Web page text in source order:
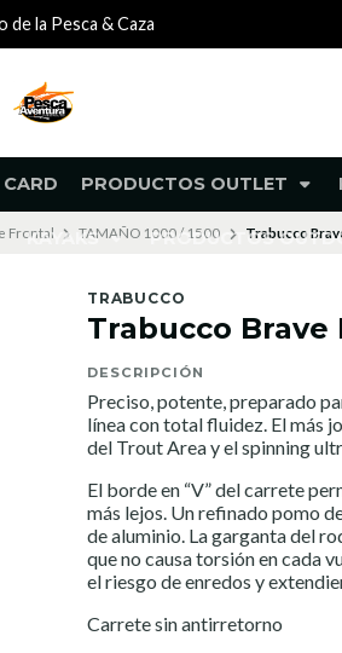
PRODUCTOS OUTLET
KAYAKS PRODUCTOS
de la Pesca & Caza
Frontal TAMAÑO 1000 / 1500 Trabucco
TRABUCCO
Trabucco Brave
DESCRIPCIÓN
Preciso, potente, preparado
línea con total fluidez. El más
del Trout Area y el spinning
El borde en “V” del carrete
más lejos. Un refinado pomo
de aluminio. La garganta del
que no causa torsión en cada
el riesgo de enredos y
Carrete sin antirretorno